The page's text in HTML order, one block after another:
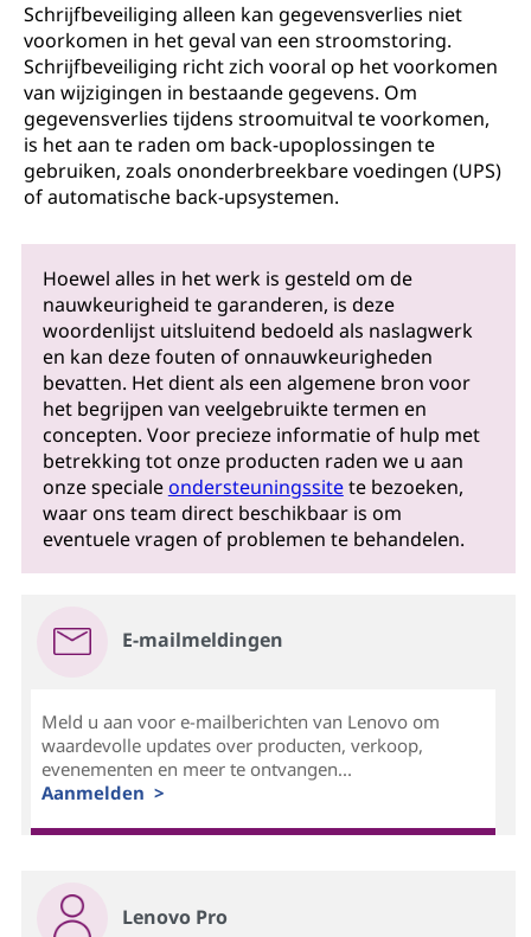
Schrijfbeveiliging alleen kan gegevensverlies niet
voorkomen in het geval van een stroomstoring.
Schrijfbeveiliging richt zich vooral op het voorkomen
van wijzigingen in bestaande gegevens. Om
gegevensverlies tijdens stroomuitval te voorkomen,
is het aan te raden om back-upoplossingen te
gebruiken, zoals ononderbreekbare voedingen (UPS)
of automatische back-upsystemen.
Hoewel alles in het werk is gesteld om de
nauwkeurigheid te garanderen, is deze
woordenlijst uitsluitend bedoeld als naslagwerk
en kan deze fouten of onnauwkeurigheden
bevatten. Het dient als een algemene bron voor
het begrijpen van veelgebruikte termen en
concepten. Voor precieze informatie of hulp met
betrekking tot onze producten raden we u aan
onze specialeondersteuningssitete bezoeken,
waar ons team direct beschikbaar is om
eventuele vragen of problemen te behandelen.
E-mailmeldingen
Meld u aan voor e-mailberichten van Lenovo om
waardevolle updates over producten, verkoop,
evenementen en meer te ontvangen...
Aanmelden >
Lenovo Pro